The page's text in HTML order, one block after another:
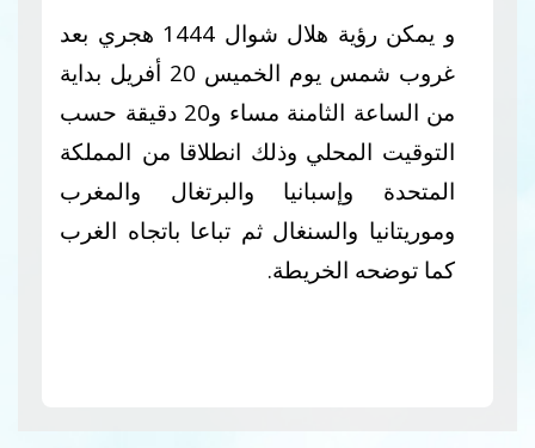
و يمكن رؤية هلال شوال 1444 هجري بعد
غروب شمس يوم الخميس 20 أفريل بداية
من الساعة الثامنة مساء و20 دقيقة حسب
التوقيت المحلي وذلك انطلاقا من المملكة
المتحدة وإسبانيا والبرتغال والمغرب
وموريتانيا والسنغال ثم تباعا باتجاه الغرب
كما توضحه الخريطة.